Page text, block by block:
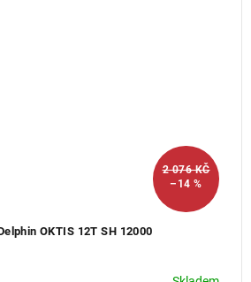
2 076 KČ
–14 %
OKTIS 12T SH 12000